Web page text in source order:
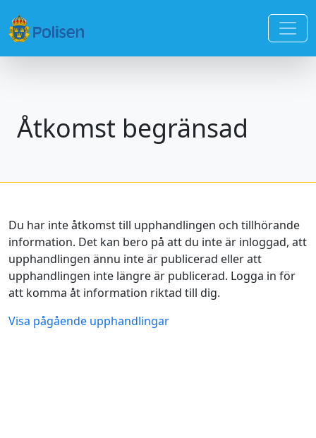
Åtkomst begränsad
Du har inte åtkomst till upphandlingen och tillhörande
information. Det kan bero på att du inte är inloggad, att
upphandlingen ännu inte är publicerad eller att
upphandlingen inte längre är publicerad. Logga in för
att komma åt information riktad till dig.
Visa pågående upphandlingar